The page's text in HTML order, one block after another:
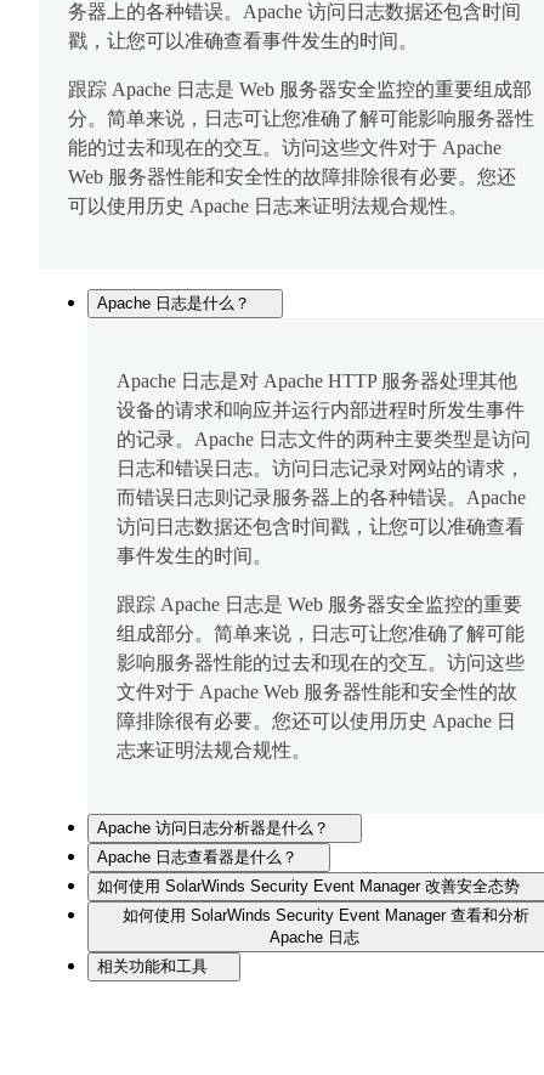
务器上的各种错误。Apache 访问日志数据还包含时间
戳，让您可以准确查看事件发生的时间。
跟踪 Apache 日志是 Web 服务器安全监控的重要组成部
分。简单来说，日志可让您准确了解可能影响服务器性
能的过去和现在的交互。访问这些文件对于 Apache
Web 服务器性能和安全性的故障排除很有必要。您还
可以使用历史 Apache 日志来证明法规合规性。
Apache 日志是什么？
Apache 日志是对 Apache HTTP 服务器处理其他
设备的请求和响应并运行内部进程时所发生事件
的记录。Apache 日志文件的两种主要类型是访问
日志和错误日志。访问日志记录对网站的请求，
而错误日志则记录服务器上的各种错误。Apache
访问日志数据还包含时间戳，让您可以准确查看
事件发生的时间。
跟踪 Apache 日志是 Web 服务器安全监控的重要
组成部分。简单来说，日志可让您准确了解可能
影响服务器性能的过去和现在的交互。访问这些
文件对于 Apache Web 服务器性能和安全性的故
障排除很有必要。您还可以使用历史 Apache 日
志来证明法规合规性。
Apache 访问日志分析器是什么？
Apache 日志查看器是什么？
如何使用 SolarWinds Security Event Manager 改善安全态势
如何使用 SolarWinds Security Event Manager 查看和分析
Apache 日志
相关功能和工具